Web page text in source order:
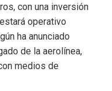
con una inversión
operativo
ha anunciado
de la aerolínea,
medios de